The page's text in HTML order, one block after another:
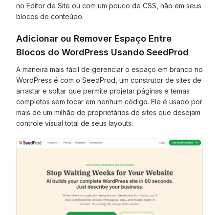
no Editor de Site ou com um pouco de CSS, não em seus
blocos de conteúdo.
Adicionar ou Remover Espaço Entre
Blocos do WordPress Usando SeedProd
A maneira mais fácil de gerenciar o espaço em branco no
WordPress é com o SeedProd, um construtor de sites de
arrastar e soltar que permite projetar páginas e temas
completos sem tocar em nenhum código. Ele é usado por
mais de um milhão de proprietários de sites que desejam
controle visual total de seus layouts.